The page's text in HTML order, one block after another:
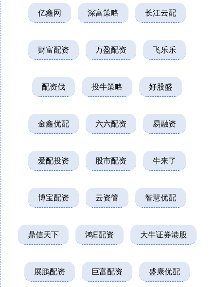
亿鑫网 深富策略 长江云配
财富配资 万盈配资 飞乐乐
配资伐 投牛策略 好股盛
金鑫优配 六六配资 易融资
爱配投资 股市配资 牛来了
博宝配资 云资管 智慧优配
鼎信天下 鸿E配资 大牛证券港股
展鹏配资 巨富配资 盛康优配